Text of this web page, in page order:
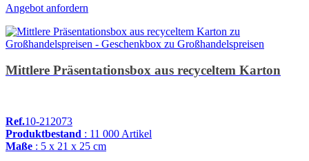
Angebot anfordern
Mittlere Präsentationsbox aus recyceltem Karton
Ref.10-212073
Produktbestand : 11 000 Artikel
Maße : 5 x 21 x 25 cm